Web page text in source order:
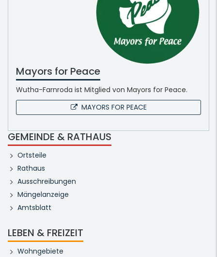
Mayors for Peace
Wutha-Farnroda ist Mitglied von Mayors for Peace.
MAYORS FOR PEACE
GEMEINDE & RATHAUS
Ortsteile
Rathaus
Ausschreibungen
Mängelanzeige
Amtsblatt
LEBEN & FREIZEIT
Wohngebiete